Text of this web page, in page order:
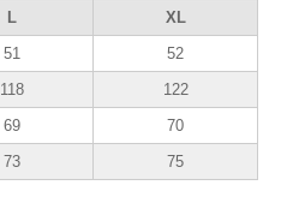
L
XL
51
52
118
122
69
70
73 75